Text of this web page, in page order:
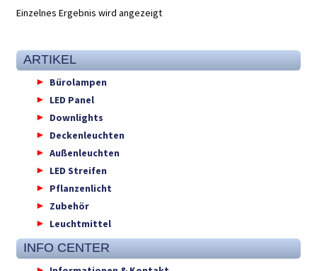
Einzelnes Ergebnis wird angezeigt
ARTIKEL
Bürolampen
LED Panel
Downlights
Deckenleuchten
Außenleuchten
LED Streifen
Pflanzenlicht
Zubehör
Leuchtmittel
INFO CENTER